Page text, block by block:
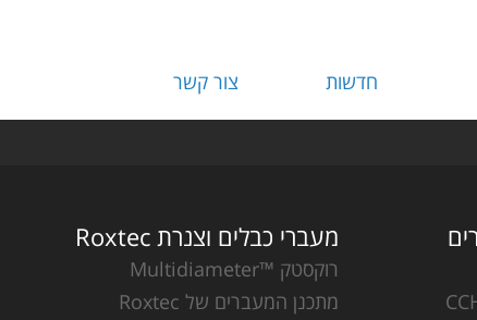
חדשות צור קשר
מעברי כבלים וצנרת Roxtec
רוקסטק ™Multidiameter
מתכנן המעברים של Roxtec